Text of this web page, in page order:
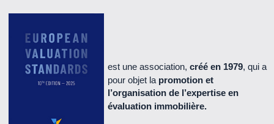
Le Cercle n°52 - Mai 2014 (1.6 Mo)
Le Cercle n°51 - décembre 2013 (1.3 Mo)
Le Cercle n°50 - octobre 2013 (670 Ko)
est une association, créé en 1979, qui a
pour objet la promotion et
l’organisation de l’expertise en
évaluation immobilière.